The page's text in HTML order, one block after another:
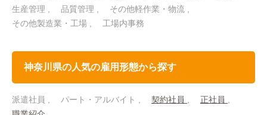
生産管理
品質管理
その他軽作業・物流
その他製造業・工場
工場内事務
神奈川県の人気の雇用形態から探す
派遣社員 パート・アルバイト 契約社員
正社員